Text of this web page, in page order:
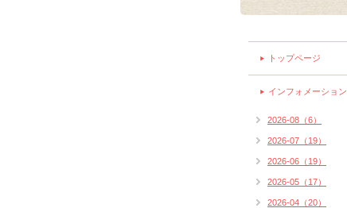
トップページ
インフォメーション
2026-08（6）
2026-07（19）
2026-06（19）
2026-05（17）
2026-04（20）